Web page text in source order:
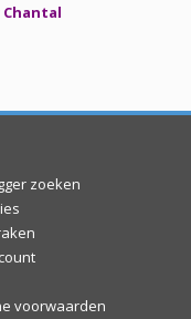
zoeken
voorwaarden